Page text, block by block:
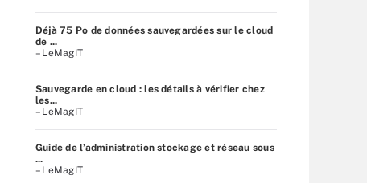
Déjà 75 Po de données sauvegardées sur le cloud
de ...
– LeMagIT
Sauvegarde en cloud : les détails à vérifier chez
les...
– LeMagIT
Guide de l’administration stockage et réseau sous
...
– LeMagIT